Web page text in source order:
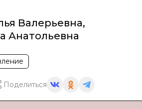
Валерьевна,
Анатольевна
Поделиться